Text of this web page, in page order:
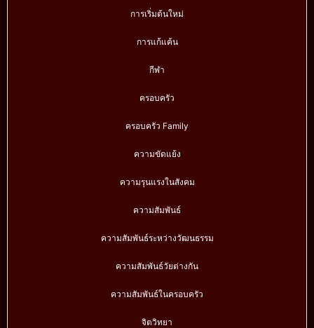
การเริ่มต้นใหม่
การแก้แค้น
กีฬา
ครอบครัว
ครอบครัว Family
ความขัดแย้ง
ความรุนแรงในสังคม
ความสัมพันธ์
ความสัมพันธ์ระหว่างวัฒนธรรม
ความสัมพันธ์วัยต่างกัน
ความสัมพันธ์ในครอบครัว
จิตวิทยา